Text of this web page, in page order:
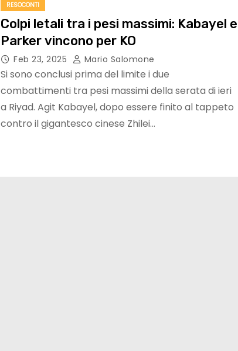
RESOCONTI
Colpi letali tra i pesi massimi: Kabayel e
Parker vincono per KO
Feb 23, 2025 Mario Salomone
Si sono conclusi prima del limite i due
combattimenti tra pesi massimi della serata di ieri
a Riyad. Agit Kabayel, dopo essere finito al tappeto
contro il gigantesco cinese Zhilei…